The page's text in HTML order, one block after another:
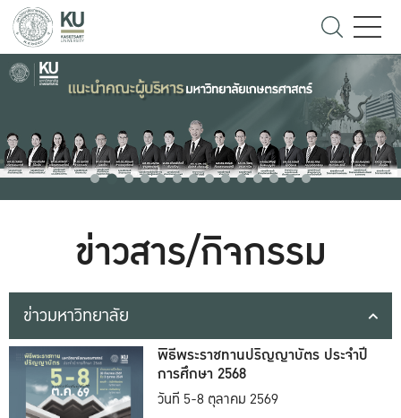
ข่าวสาร/กิจกรรม
ข่าวมหาวิทยาลัย
พิธีพระราชทานปริญญาบัตร ประจำปี
การศึกษา 2568
วันที่ 5-8 ตุลาคม 2569